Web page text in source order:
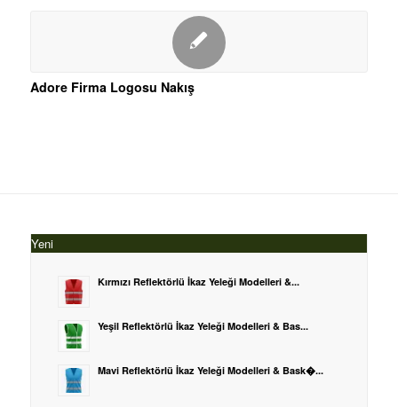
Adore Firma Logosu Nakış
Yeni
Kırmızı Reflektörlü İkaz Yeleği Modelleri &...
Yeşil Reflektörlü İkaz Yeleği Modelleri & Bas...
Mavi Reflektörlü İkaz Yeleği Modelleri & Bask�...